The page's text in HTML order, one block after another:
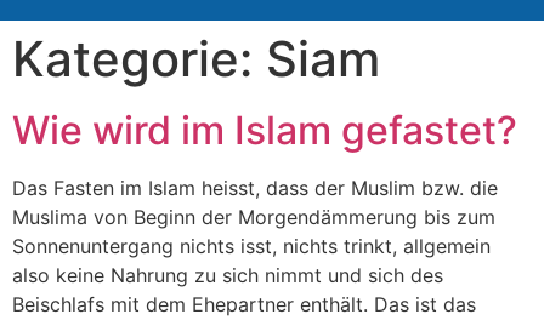
Kategorie: Siam
Wie wird im Islam gefastet?
Das Fasten im Islam heisst, dass der Muslim bzw. die
Muslima von Beginn der Morgendämmerung bis zum
Sonnenuntergang nichts isst, nichts trinkt, allgemein
also keine Nahrung zu sich nimmt und sich des
Beischlafs mit dem Ehepartner enthält. Das ist das